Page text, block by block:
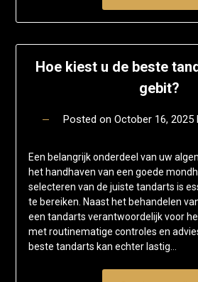
Hoe kiest u de beste
gebit?
Posted on October 16, 2025
Een belangrijk onderdeel van uw
het handhaven van een goede
selecteren van de juiste tandarts is
te bereiken. Naast het behandelen
een tandarts verantwoordelijk voor
met routinematige controles en
beste tandarts kan echter lastig…